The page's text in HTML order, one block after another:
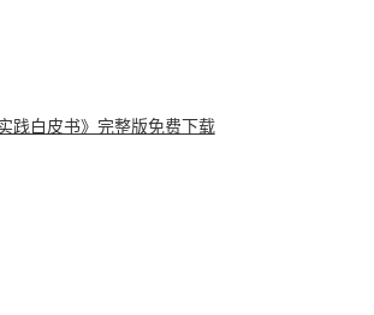
践白皮书》完整版免费下载